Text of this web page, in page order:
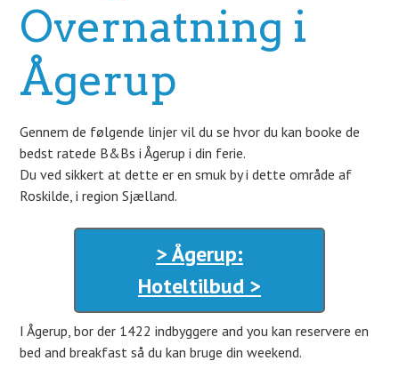
Overnatning i
Ågerup
Gennem de følgende linjer vil du se hvor du kan booke de
bedst ratede B&Bs i Ågerup i din ferie.
Du ved sikkert at dette er en smuk by i dette område af
Roskilde, i region Sjælland.
> Ågerup:
Hoteltilbud >
I Ågerup, bor der 1422 indbyggere and you kan reservere en
bed and breakfast så du kan bruge din weekend.